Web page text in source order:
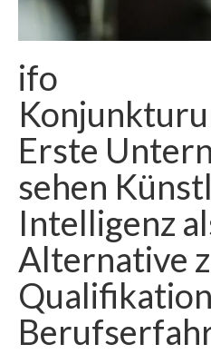
ifo
Erste
sehen
Intelligenz
Alternative